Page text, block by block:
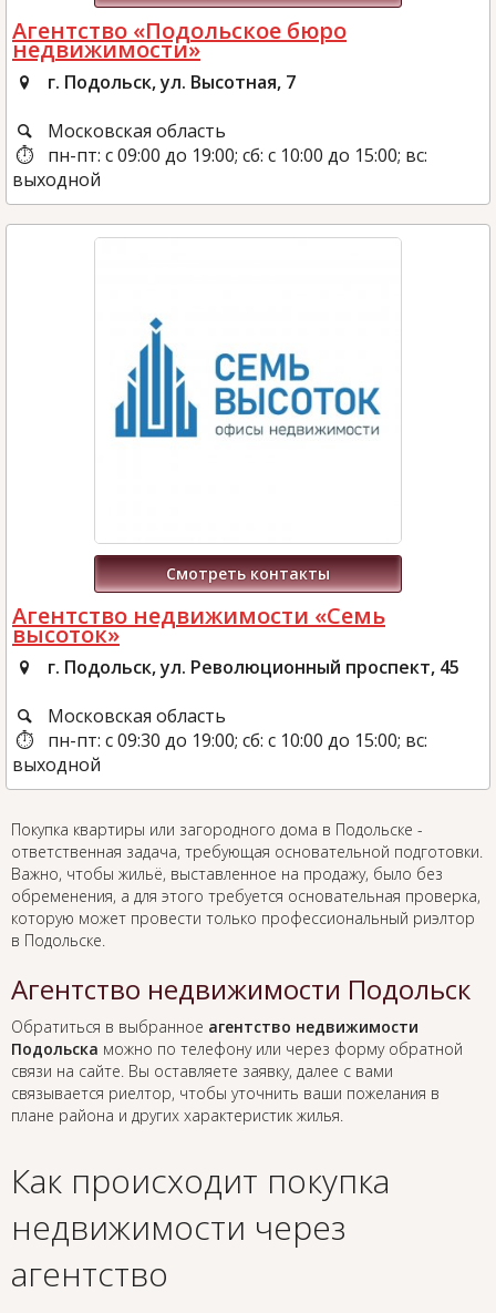
Агентство «Подольское бюро
недвижимости»
г. Подольск, ул. Высотная, 7
Московская область
пн-пт: с 09:00 до 19:00; сб: с 10:00 до 15:00; вс:
выходной
Смотреть контакты
Агентство недвижимости «Семь
высоток»
г. Подольск, ул. Революционный проспект, 45
Московская область
пн-пт: с 09:30 до 19:00; сб: с 10:00 до 15:00; вс:
выходной
Покупка квартиры или загородного дома в Подольске -
ответственная задача, требующая основательной подготовки.
Важно, чтобы жильё, выставленное на продажу, было без
обременения, а для этого требуется основательная проверка,
которую может провести только профессиональный риэлтор
в Подольске.
Агентство недвижимости Подольск
Обратиться в выбранное агентство недвижимости
Подольска можно по телефону или через форму обратной
связи на сайте. Вы оставляете заявку, далее с вами
связывается риелтор, чтобы уточнить ваши пожелания в
плане района и других характеристик жилья.
Как происходит покупка
недвижимости через
агентство